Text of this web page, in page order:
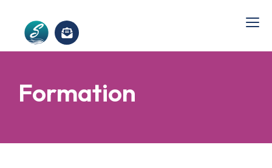
Formation